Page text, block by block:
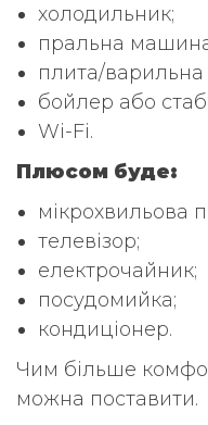
холодильник;
пральна
плита/варильна
бойлер або
Wi-Fi.
Плюсом буде:
мікрохвильова
телевізор;
електрочайник;
посудомийка;
кондиціонер.
Чим більше
можна поставити.